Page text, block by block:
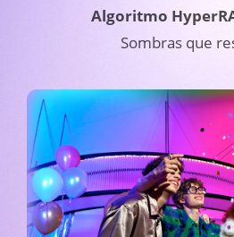
Sombras que
Algoritmo